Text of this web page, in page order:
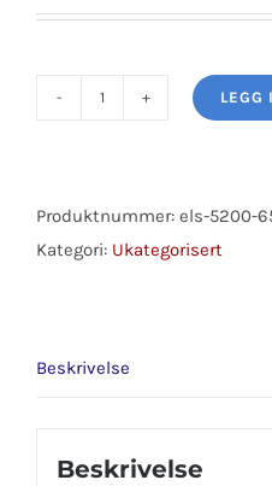
antall
LEGG
Produktnummer: els-5200-
Kategori: Ukategorisert
Beskrivelse
Beskrivelse